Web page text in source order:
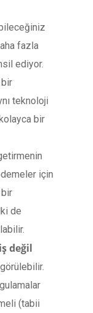
fazla
ediyor.
teknoloji
bir
için
de
değil
(tabii